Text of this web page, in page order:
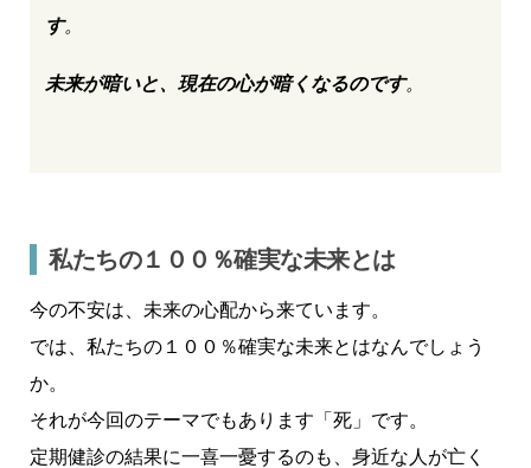
す。
未来が暗いと、現在の心が暗くなるのです。
私たちの１００％確実な未来とは
今の不安は、未来の心配から来ています。
では、私たちの１００％確実な未来とはなんでしょう
か。
それが今回のテーマでもあります「死」です。
定期健診の結果に一喜一憂するのも、身近な人が亡く